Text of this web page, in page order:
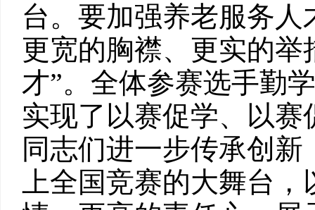
台。要加强养老服务
更宽的胸襟、更实的
才”。全体参赛选手勤
实现了以赛促学、以
同志们进一步传承创
上全国竞赛的大舞台